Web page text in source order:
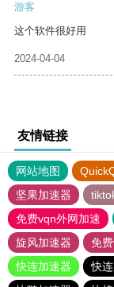
游客
这个软件很好用
2024-04-04
友情链接
网站地图
坚果加速器
免费vqn外网加速
旋风加速器
免
快连加速器
快